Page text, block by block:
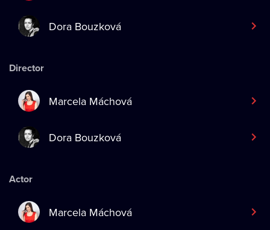
Dora Bouzková
Director
Marcela Máchová
Dora Bouzková
Actor
Marcela Máchová